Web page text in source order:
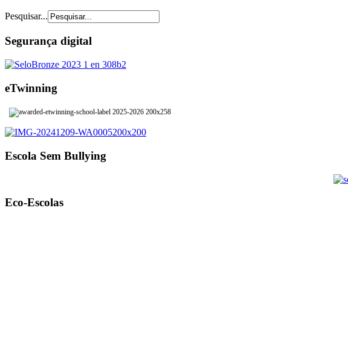
Pesquisar...
Segurança digital
eTwinning
Escola Sem Bullying
Eco-Escolas